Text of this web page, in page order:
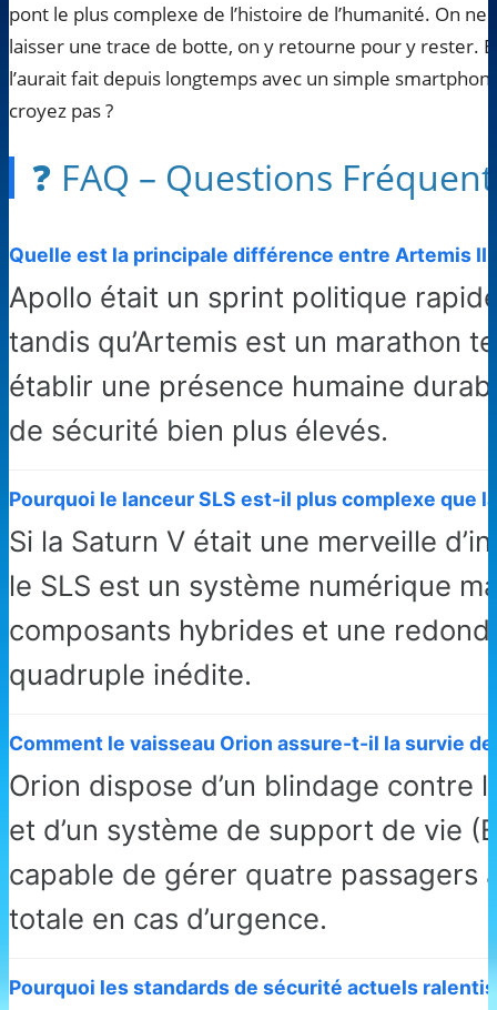
pont le plus complexe de l’histoire de l’humanité. On
laisser une trace de botte, on y retourne pour y rester.
l’aurait fait depuis longtemps avec un simple
croyez pas ?
❓ FAQ – Questions
Quelle est la principale différence entre Artemis II
Apollo était un sprint politique
tandis qu’Artemis est un marathon
établir une présence humaine
de sécurité bien plus élevés.
Pourquoi le lanceur SLS est-il plus complexe que
Si la Saturn V était une merveille
le SLS est un système numérique
composants hybrides et une
quadruple inédite.
Comment le vaisseau Orion assure-t-il la survie
Orion dispose d’un blindage contre
et d’un système de support de vie
capable de gérer quatre passagers
totale en cas d’urgence.
Pourquoi les standards de sécurité actuels